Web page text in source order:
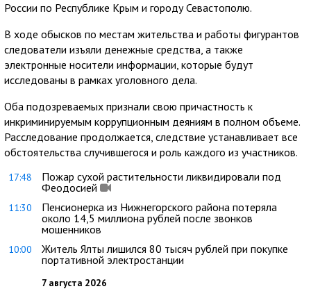
России по Республике Крым и городу Севастополю.
В ходе обысков по местам жительства и работы фигурантов
следователи изъяли денежные средства, а также
электронные носители информации, которые будут
исследованы в рамках уголовного дела.
Оба подозреваемых признали свою причастность к
инкриминируемым коррупционным деяниям в полном объеме.
Расследование продолжается, следствие устанавливает все
обстоятельства случившегося и роль каждого из участников.
17:48
Пожар сухой растительности ликвидировали под
Феодосией
11:30
Пенсионерка из Нижнегорского района потеряла
около 14,5 миллиона рублей после звонков
мошенников
10:00
Житель Ялты лишился 80 тысяч рублей при покупке
портативной электростанции
7 августа 2026